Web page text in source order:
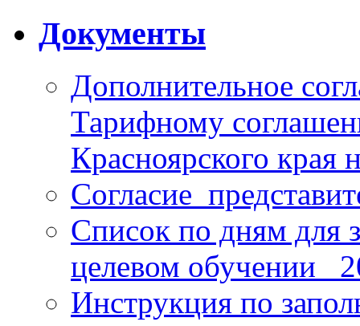
Документы
Дополнительное
Тарифному
Красноярского края
Список по дням для
целевом обучении_
Инструкция по